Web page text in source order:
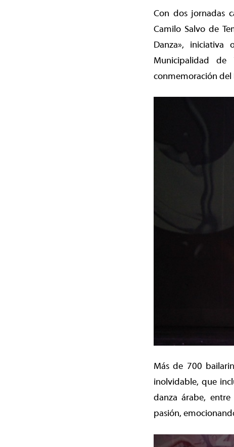
Con dos jornadas
Camilo Salvo de
Danza»,
Municipalidad
conmemoración del
Más de 700
inolvidable, que
danza árabe,
pasión,